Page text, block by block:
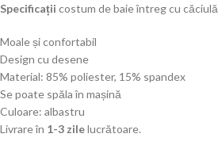
Specificații costum de baie întreg cu căciulă
Moale și confortabil
Design cu desene
Material: 85% poliester, 15% spandex
Sepoate spăla în mașină
Culoare: albastru
Livrareîn 1-3 zilelucrătoare.